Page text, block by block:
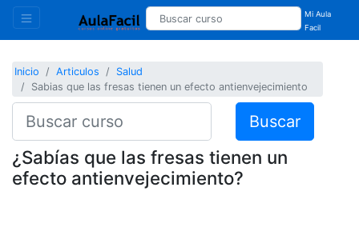
Mi Aula
Facil
Inicio Articulos
Salud
Sabias que las fresas tienen un efecto antienvejecimiento
Buscar
¿Sabías que las fresas tienen un
efecto antienvejecimiento?